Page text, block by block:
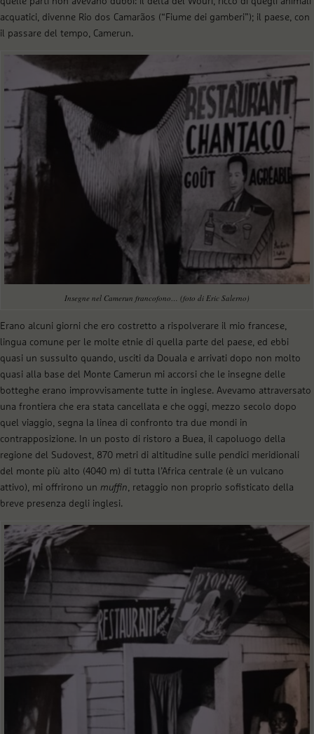
acquatici, divenne Rio dos Camarãos (“Fiume dei gamberi”); il paese, con
il passare del tempo, Camerun.
Insegne nel Camerun francofono… (foto di Eric Salerno)
Erano alcuni giorni che ero costretto a rispolverare il mio francese,
lingua comune per le molte etnie di quella parte del paese, ed ebbi
quasi un sussulto quando, usciti da Douala e arrivati dopo non molto
quasi alla base del Monte Camerun mi accorsi che le insegne delle
botteghe erano improvvisamente tutte in inglese. Avevamo attraversato
una frontiera che era stata cancellata e che oggi, mezzo secolo dopo
quel viaggio, segna la linea di confronto tra due mondi in
contrapposizione. In un posto di ristoro a Buea, il capoluogo della
regione del Sudovest, 870 metri di altitudine sulle pendici meridionali
del monte più alto (4040 m) di tutta l’Africa centrale (è un vulcano
attivo), mi offrirono un muffin, retaggio non proprio sofisticato della
breve presenza degli inglesi.